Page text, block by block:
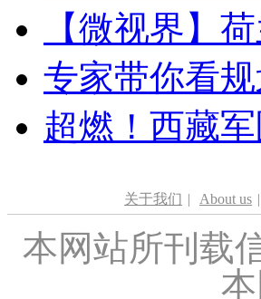
【微视界】
专家带你看
超燃！西藏
关于我们 | About us |
本网站所刊载